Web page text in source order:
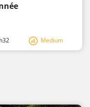
Medium